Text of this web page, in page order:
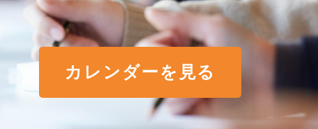
カレンダーを見る